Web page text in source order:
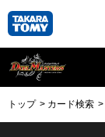
トップ カード検索